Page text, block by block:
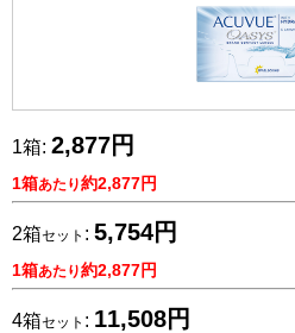
1箱: 2,877円
1箱あたり約2,877円
2箱セット : 5,754円
1箱あたり約2,877円
4箱セット : 11,508円